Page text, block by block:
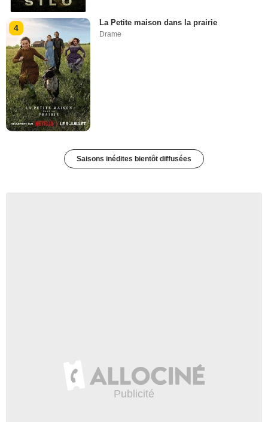
4
La Petite maison dans la prairie
Drame
Saisons inédites bientôt diffusées